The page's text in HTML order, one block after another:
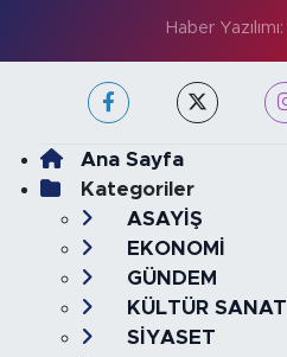
Haber Yazılımı:
Ana Sayfa
Kategoriler
ASAYİŞ
EKONOMİ
GÜNDEM
KÜLTÜR SANAT
SİYASET